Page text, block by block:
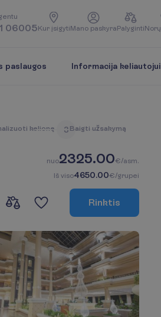
entu
06005Kur įsigytiMano paskyraPalygintiNorų
paslaugos Informacija keliautojui
alizuoti kelionę 3 Baigti užsakymą
nuo2325.00€/asm.
Iš viso4650.00€/grupei
Rinktis